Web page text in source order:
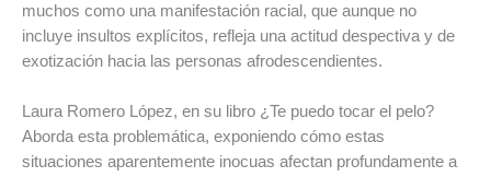
muchos como una manifestación racial, que aunque no
incluye insultos explícitos, refleja una actitud despectiva y de
exotización hacia las personas afrodescendientes.
Laura Romero López, en su libro ¿Te puedo tocar el pelo?
Aborda esta problemática, exponiendo cómo estas
situaciones aparentemente inocuas afectan profundamente a